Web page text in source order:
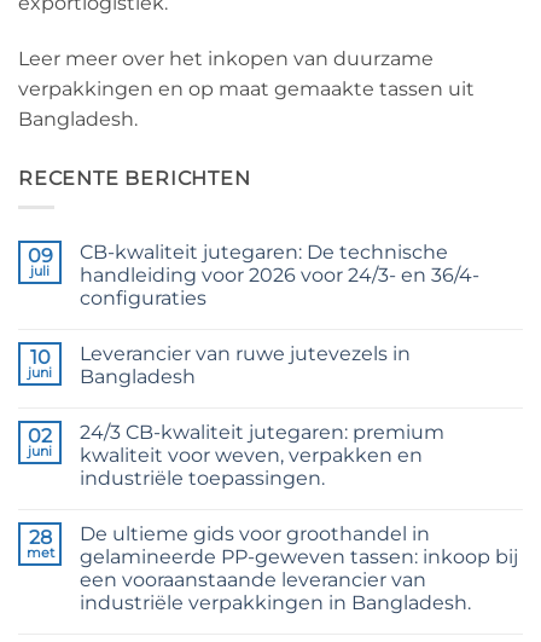
Leer meer over het inkopen van duurzame
verpakkingen en op maat gemaakte tassen uit
Bangladesh.
RECENTE BERICHTEN
09
juli
CB-kwaliteit jutegaren: De technische
handleiding voor 2026 voor 24/3- en 36/4-
configuraties
op
CB
Grade
The
Technical
2026
Guide
and
36/4
Configurations
10
juni
Leverancier van ruwe jutevezels in
Bangladesh
op
Raw
Jute
Fibre
02
juni
24/3 CB-kwaliteit jutegaren: premium
kwaliteit voor weven, verpakken en
industriële toepassingen.
op
24/3
CB
Grade
Jute
Yarn:
28
met
De ultieme gids voor groothandel in
gelamineerde PP-geweven tassen: inkoop bij
een vooraanstaande leverancier van
industriële verpakkingen in Bangladesh.